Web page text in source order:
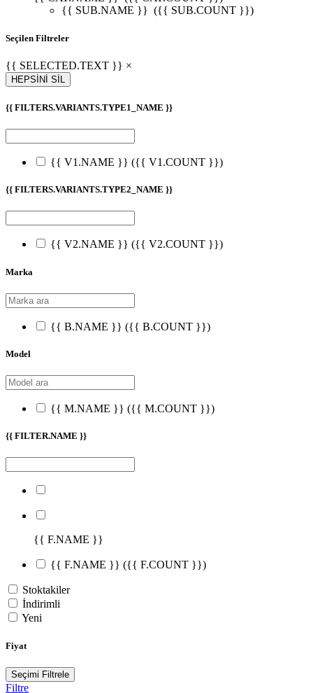
{{ SUB.NAME }} ({{ SUB.COUNT }})
Seçilen Filtreler
{{ SELECTED.TEXT }} ×
HEPSİNİ SİL
{{ FILTERS.VARIANTS.TYPE1_NAME }}
{{ V1.NAME }} ({{ V1.COUNT }})
{{ FILTERS.VARIANTS.TYPE2_NAME }}
{{ V2.NAME }} ({{ V2.COUNT }})
Marka
{{ B.NAME }} ({{ B.COUNT }})
Model
{{ M.NAME }} ({{ M.COUNT }})
{{ FILTER.NAME }}
{{ F.NAME }}
{{ F.NAME }} ({{ F.COUNT }})
Stoktakiler
İndirimli
Yeni
Fiyat
Seçimi Filtrele
Filtre